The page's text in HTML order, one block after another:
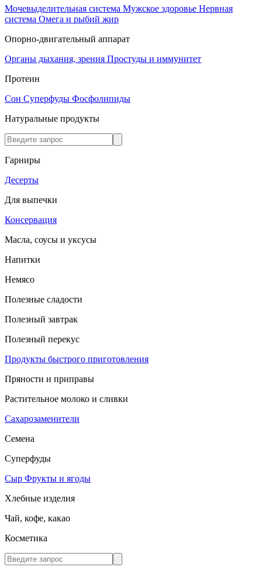
Мочевыделительная система Мужское здоровье Нервная
система Омега и рыбий жир
Опорно-двигательный аппарат
Органы дыхания, зрения Простуды и иммунитет
Протеин
Сон Суперфуды Фосфолипиды
Натуральные продукты
Гарниры
Десерты
Для выпечки
Консервация
Масла, соусы и уксусы
Напитки
Немясо
Полезные сладости
Полезный завтрак
Полезный перекус
Продукты быстрого приготовления
Пряности и приправы
Растительное молоко и сливки
Сахарозаменители
Семена
Суперфуды
Сыр Фрукты и ягоды
Хлебные изделия
Чай, кофе, какао
Косметика